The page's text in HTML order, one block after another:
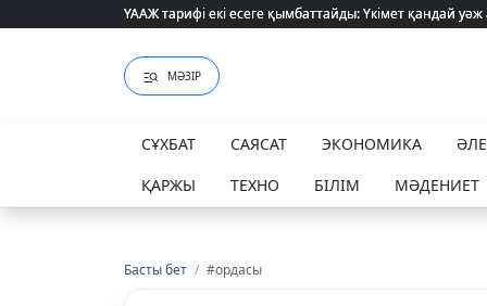
ҮААЖ тарифі екі есеге қымбаттайды: Үкімет қандай
ҮААЖ тарифі екі есеге қымбаттайды: Үкімет қандай
МӘЗІР
СҰХБАТ САЯСАТ ЭКОНОМИКА
ҚАРЖЫ
ТЕХНО БІЛІМ МӘДЕНИЕТ
Басты бет / #ордасы